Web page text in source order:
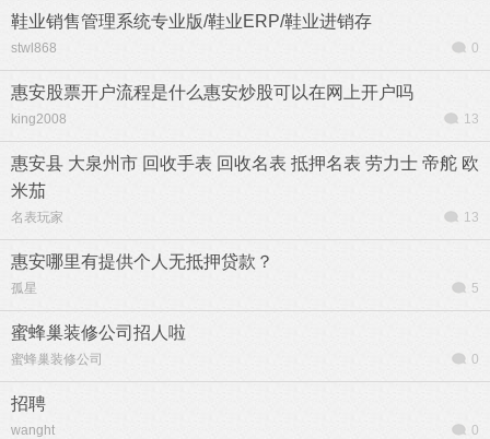
鞋业销售管理系统专业版/鞋业ERP/鞋业进销存
stwl868 0
惠安股票开户流程是什么惠安炒股可以在网上开户吗
king2008 13
惠安县 大泉州市 回收手表 回收名表 抵押名表 劳力士 帝舵 欧
米茄
名表玩家 13
惠安哪里有提供个人无抵押贷款？
孤星 5
蜜蜂巢装修公司招人啦
蜜蜂巢装修公司 0
招聘
wanght 0